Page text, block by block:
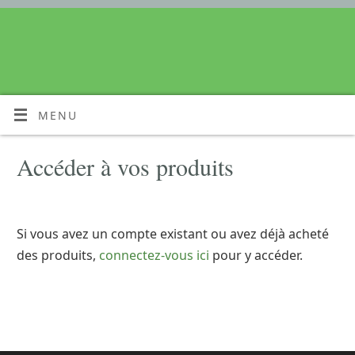
MENU
Accéder à vos produits
Si vous avez un compte existant ou avez déjà acheté
des produits, connectez-vous ici pour y accéder.